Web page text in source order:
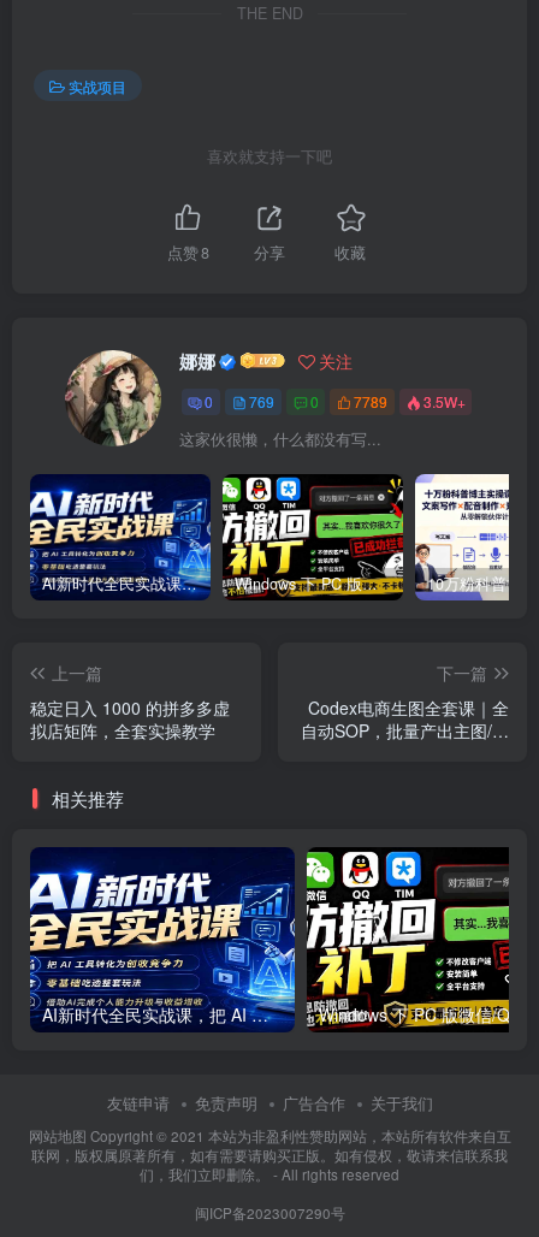
THE END
实战项目
喜欢就支持一下吧
点赞8 分享 收藏
娜娜 关注
0 769 0 7789 3.5W+
这家伙很懒，什么都没有写...
AI新时代全民实战课，把 AI 工具转化为创收竞争力，零基础吃透整套玩法，借助AI完成个人能力升级与收益增收。 Windows 下 PC 版微信/QQ/TIM 的防撤回多开工具！开源免费使用，且免费长期维护 RevokeMsgPatcher
上一篇
稳定日入 1000 的拼多多虚
拟店矩阵，全套实操教学
下一篇
Codex电商生图全套课｜全
自动SOP，批量产出主图/海
相关推荐
AI新时代全民实战课，把 AI 工具转化为创收竞争力，零基础吃透整套玩法，借助AI完成个人能力升级与收益增收。
友链申请 免责声明 广告合作 关于我们
网站地图 Copyright © 2021 本站为非盈利性赞助网站，本站所有软件来自互
联网，版权属原著所有，如有需要请购买正版。如有侵权，敬请来信联系我
们，我们立即删除。
- All rights reserved
闽ICP备2023007290号